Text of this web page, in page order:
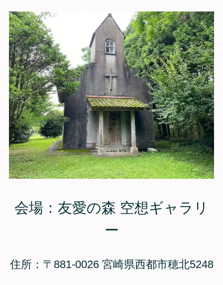
会場：友愛の森 空想ギャラリ
ー
住所：〒881-0026 宮崎県西都市穂北5248